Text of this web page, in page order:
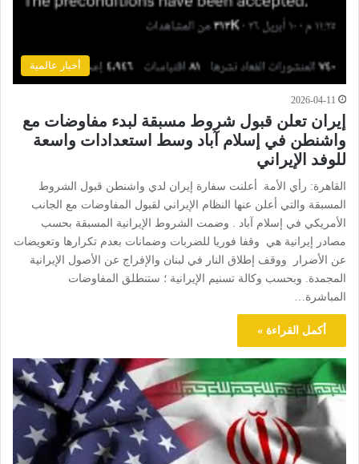
أخبار عالمية
2026-04-11
إيران تعلن قبول شروط مسبقة لبدء مفاوضات مع
واشنطن في إسلام آباد وسط استعدادات واسعة
للوفد الإيراني
القاهرة: رأي الأمة أعلنت سفارة إيران لدي واشنطن قبول الشروط
المسبقة والتي أعلن عنها النظام الإيراني لقبول المفاوضات مع الجانب
الأمريكي في إسلام آباد . وضمت الشروط الإيرانية المسبقة بحسب
مصادر إيرانية هي وقفا فوريا للضربات وضمانات بعدم تكرارها وتعويضات
عن الأضرار ووقف إطلاق النار في لبنان والإفراج عن الأصول الإيرانية
المجمدة. وبحسب وكالة تسنيم الإيرانية ؛ ‏ستنطلق المفاوضات
المباشرة…
أكمل القراءة »